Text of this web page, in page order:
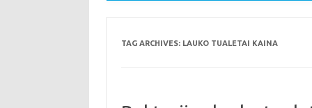
TAG ARCHIVES: LAUKO TUALETAI KAINA